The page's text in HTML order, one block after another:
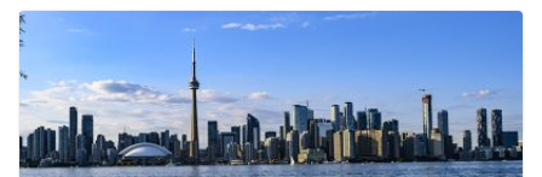
皇后金融集团
正点印艺设计